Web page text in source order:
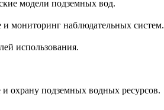
модели подземных вод.
мониторинг наблюдательных систем.
использования.
охрану подземных водных ресурсов.